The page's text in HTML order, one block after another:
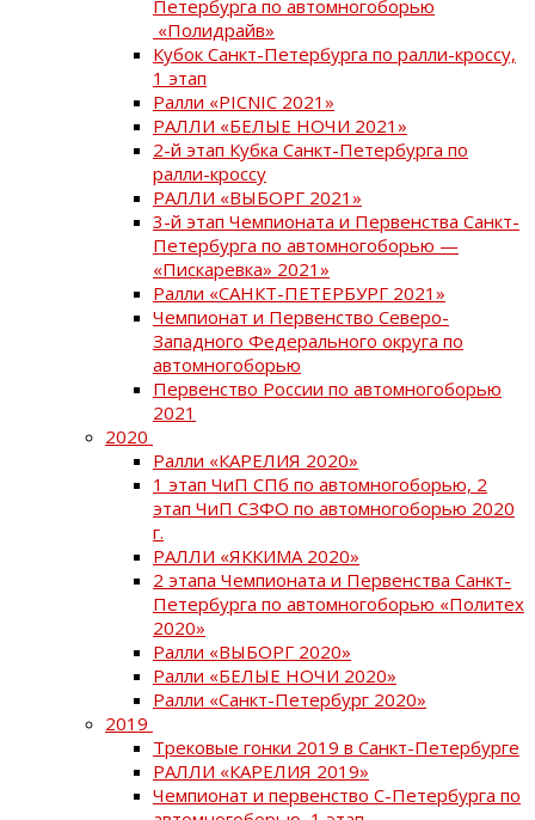
Петербурга по автомногоборью
«Полидрайв»
Кубок Санкт-Петербурга по ралли-кроссу,
1 этап
Ралли «PICNIC 2021»
РАЛЛИ «БЕЛЫЕ НОЧИ 2021»
2-й этап Кубка Санкт-Петербурга по
ралли-кроссу
РАЛЛИ «ВЫБОРГ 2021»
3-й этап Чемпионата и Первенства Санкт-
Петербурга по автомногоборью —
«Пискаревка» 2021»
Ралли «САНКТ-ПЕТЕРБУРГ 2021»
Чемпионат и Первенство Северо-
Западного Федерального округа по
автомногоборью
Первенство России по автомногоборью
2021
2020
Ралли «КАРЕЛИЯ 2020»
1 этап ЧиП СПб по автомногоборью, 2
этап ЧиП СЗФО по автомногоборью 2020
г.
РАЛЛИ «ЯККИМА 2020»
2 этапа Чемпионата и Первенства Санкт-
Петербурга по автомногоборью «Политех
2020»
Ралли «ВЫБОРГ 2020»
Ралли «БЕЛЫЕ НОЧИ 2020»
Ралли «Санкт-Петербург 2020»
2019
Трековые гонки 2019 в Санкт-Петербурге
РАЛЛИ «КАРЕЛИЯ 2019»
Чемпионат и первенство С-Петербурга по